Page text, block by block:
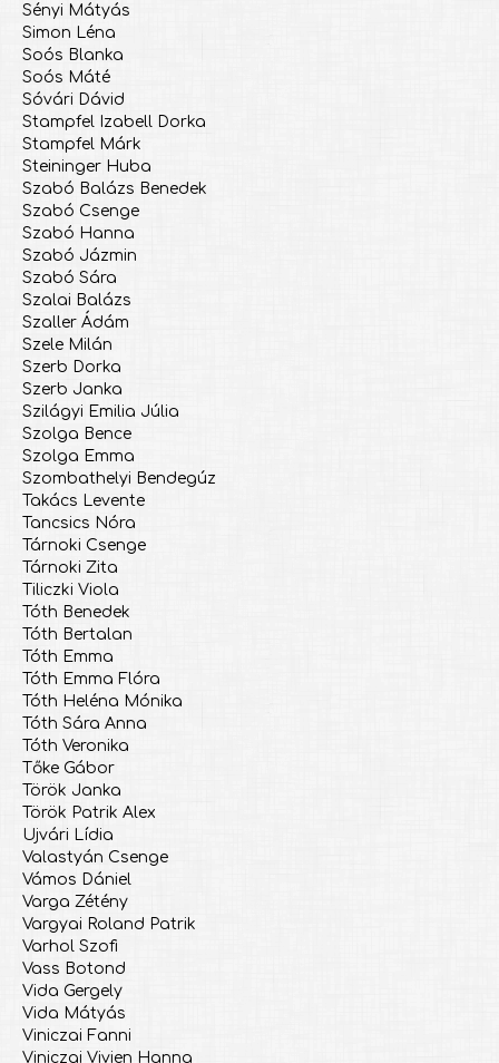
Sényi Mátyás
Simon Léna
Soós Blanka
Soós Máté
Sóvári Dávid
Stampfel Izabell Dorka
Stampfel Márk
Steininger Huba
Szabó Balázs Benedek
Szabó Csenge
Szabó Hanna
Szabó Jázmin
Szabó Sára
Szalai Balázs
Szaller Ádám
Szele Milán
Szerb Dorka
Szerb Janka
Szilágyi Emilia Júlia
Szolga Bence
Szolga Emma
Szombathelyi Bendegúz
Takács Levente
Tancsics Nóra
Tárnoki Csenge
Tárnoki Zita
Tiliczki Viola
Tóth Benedek
Tóth Bertalan
Tóth Emma
Tóth Emma Flóra
Tóth Heléna Mónika
Tóth Sára Anna
Tóth Veronika
Tőke Gábor
Török Janka
Török Patrik Alex
Ujvári Lídia
Valastyán Csenge
Vámos Dániel
Varga Zétény
Vargyai Roland Patrik
Varhol Szofi
Vass Botond
Vida Gergely
Vida Mátyás
Viniczai Fanni
Viniczai Vivien Hanna